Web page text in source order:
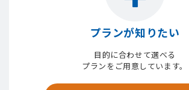
プランが知りたい
目的に合わせて選べる
プランをご用意しています。